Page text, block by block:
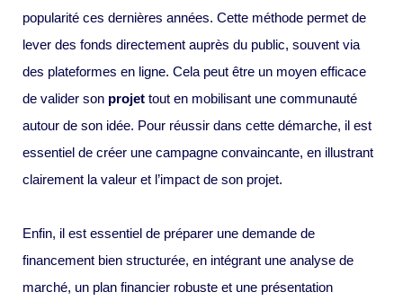
popularité ces dernières années. Cette méthode permet de
lever des fonds directement auprès du public, souvent via
des plateformes en ligne. Cela peut être un moyen efficace
de valider son projet tout en mobilisant une communauté
autour de son idée. Pour réussir dans cette démarche, il est
essentiel de créer une campagne convaincante, en illustrant
clairement la valeur et l’impact de son projet.
Enfin, il est essentiel de préparer une demande de
financement bien structurée, en intégrant une analyse de
marché, un plan financier robuste et une présentation